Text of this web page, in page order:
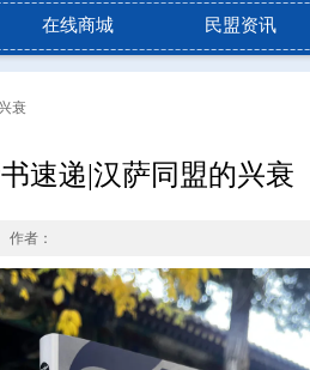
在线商城 民盟资讯
衰
速递|汉萨同盟的兴衰
作者：